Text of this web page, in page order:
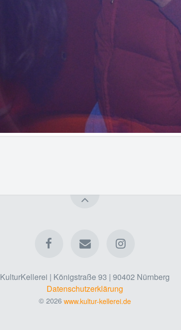
KulturKellerei | Königstraße 93 | 90402 Nürnberg
Datenschutzerklärung
© 2026www.kultur-kellerei.de